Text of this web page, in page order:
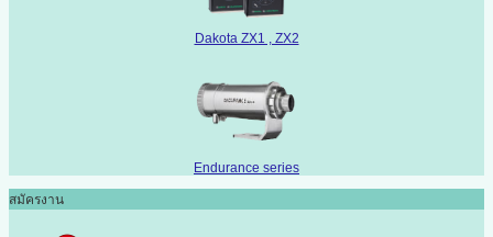
Dakota ZX1 , ZX2
Endurance series
สมัครงาน